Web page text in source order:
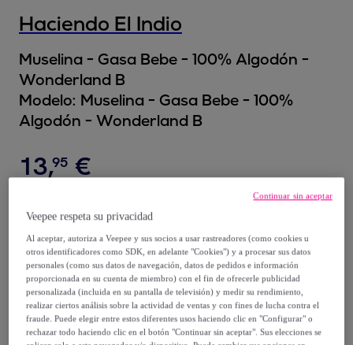
Haciendo El Indio
Muselina - Gasa Bebe - 100% Algodón -
Wonderland B
Modelo: Muselina - Gasa Bebe - 100%
Algodón - Wonderland B
13,95 €
-41%
Vendido porCreaciones Euromoda
Entrega
Veepee respeta su privacidad
Al aceptar, autoriza a Veepee y sus socios a usar rastreadores (como cookies u
otros identificadores como SDK, en adelante "Cookies") y a procesar sus datos
personales (como sus datos de navegación, datos de pedidos e información
proporcionada en su cuenta de miembro) con el fin de ofrecerle publicidad
personalizada (incluida en su pantalla de televisión) y medir su rendimiento,
realizar ciertos análisis sobre la actividad de ventas y con fines de lucha contra el
fraude. Puede elegir entre estos diferentes usos haciendo clic en "Configurar" o
rechazar todo haciendo clic en el botón "Continuar sin aceptar". Sus elecciones se
Continuar sin aceptar